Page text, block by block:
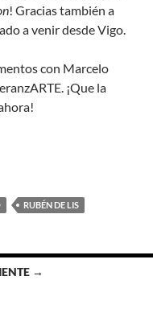
! Gracias también a
a venir desde Vigo.
con Marcelo
¡Que la
RUBÉN DE LIS
→